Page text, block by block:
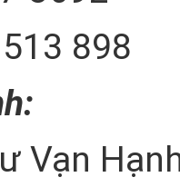
898
Minh:
Vạn